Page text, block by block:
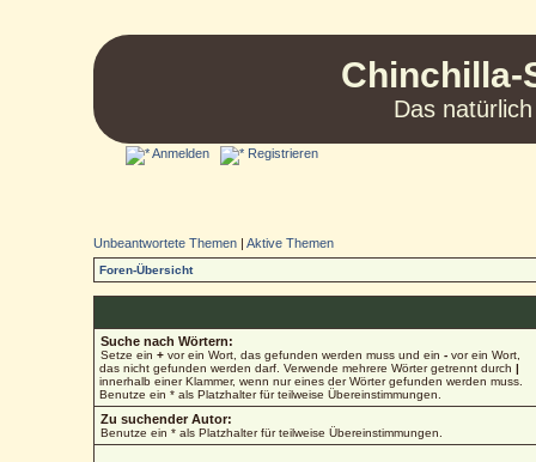
Chinchilla-
Das
Anmelden Registrieren
Unbeantwortete Themen |Aktive Themen
Foren-Übersicht
Suche nach Wörtern:
Setze ein+ vor ein Wort, das gefunden werden muss und ein- vor ein Wort,
das nicht gefunden werden darf. Verwende mehrere Wörter getrennt durch|
innerhalb einer Klammer, wenn nur eines der Wörter gefunden werden muss.
Benutze ein * als Platzhalter für teilweise Übereinstimmungen.
Zu suchender Autor:
Benutze ein * als Platzhalter für teilweise Übereinstimmungen.